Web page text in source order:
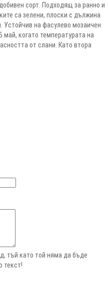
сорт. Подходящ за ранно и
са зелени, плоски с дължина
Устойчив на фасулево мозаичен
май, когато температурата на
от слани. Като втора
тъй като той няма да бъде
текст!